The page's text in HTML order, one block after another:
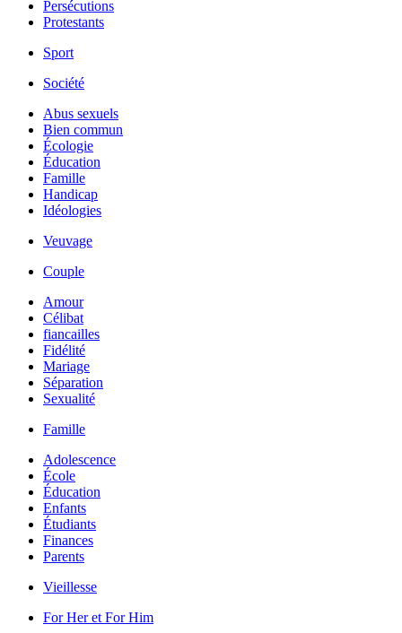
Persécutions
Protestants
Sport
Société
Abus sexuels
Bien commun
Écologie
Éducation
Famille
Handicap
Idéologies
Veuvage
Couple
Amour
Célibat
fiancailles
Fidélité
Mariage
Séparation
Sexualité
Famille
Adolescence
École
Éducation
Enfants
Étudiants
Finances
Parents
Vieillesse
For Her et For Him